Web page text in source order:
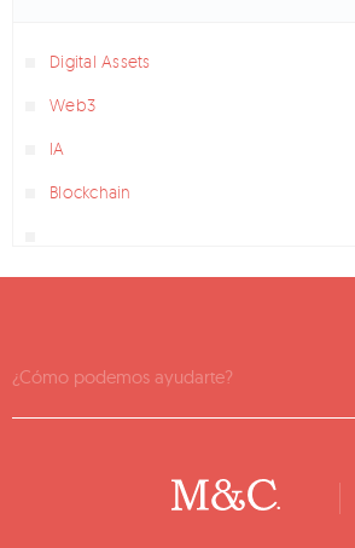
Digital Assets
Web3
IA
Blockchain
¿Cómo podemos ayudarte?